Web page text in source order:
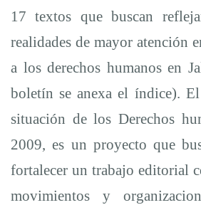
17 textos que buscan
realidades de mayor atención
a los derechos humanos en
boletín se anexa el índice).
situación de los Derechos
2009, es un proyecto que
fortalecer un trabajo editorial
movimientos y